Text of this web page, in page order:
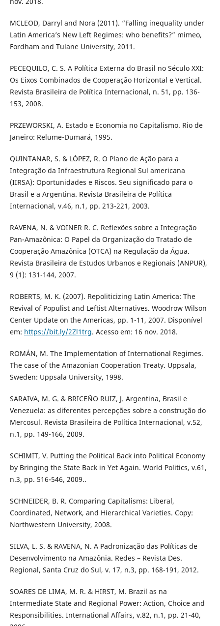
MCLEOD, Darryl and Nora (2011). “Falling inequality under
Latin America’s New Left Regimes: who benefits?” mimeo,
Fordham and Tulane University, 2011.
PECEQUILO, C. S. A Política Externa do Brasil no Século XXI:
Os Eixos Combinados de Cooperação Horizontal e Vertical.
Revista Brasileira de Política Internacional, n. 51, pp. 136-
153, 2008.
PRZEWORSKI, A. Estado e Economia no Capitalismo. Rio de
Janeiro: Relume-Dumará, 1995.
QUINTANAR, S. & LÓPEZ, R. O Plano de Ação para a
Integração da Infraestrutura Regional Sul americana
(IIRSA): Oportunidades e Riscos. Seu significado para o
Brasil e a Argentina. Revista Brasileira de Política
Internacional, v.46, n.1, pp. 213-221, 2003.
RAVENA, N. & VOINER R. C. Reflexões sobre a Integração
Pan-Amazônica: O Papel da Organização do Tratado de
Cooperação Amazônica (OTCA) na Regulação da Água.
Revista Brasileira de Estudos Urbanos e Regionais (ANPUR),
9 (1): 131-144, 2007.
ROBERTS, M. K. (2007). Repoliticizing Latin America: The
Revival of Populist and Leftist Alternatives. Woodrow Wilson
Center Update on the Americas, pp. 1-11, 2007. Disponível
em: https://bit.ly/2Zl1trg. Acesso em: 16 nov. 2018.
ROMÁN, M. The Implementation of International Regimes.
The case of the Amazonian Cooperation Treaty. Uppsala,
Sweden: Uppsala University, 1998.
SARAIVA, M. G. & BRICEÑO RUIZ, J. Argentina, Brasil e
Venezuela: as diferentes percepções sobre a construção do
Mercosul. Revista Brasileira de Política Internacional, v.52,
n.1, pp. 149-166, 2009.
SCHIMIT, V. Putting the Political Back into Political Economy
by Bringing the State Back in Yet Again. World Politics, v.61,
n.3, pp. 516-546, 2009..
SCHNEIDER, B. R. Comparing Capitalisms: Liberal,
Coordinated, Network, and Hierarchical Varieties. Copy:
Northwestern University, 2008.
SILVA, L. S. & RAVENA, N. A Padronização das Políticas de
Desenvolvimento na Amazônia. Redes – Revista Des.
Regional, Santa Cruz do Sul, v. 17, n.3, pp. 168-191, 2012.
SOARES DE LIMA, M. R. & HIRST, M. Brazil as na
Intermediate State and Regional Power: Action, Choice and
Responsibilities. International Affairs, v.82, n.1, pp. 21-40,